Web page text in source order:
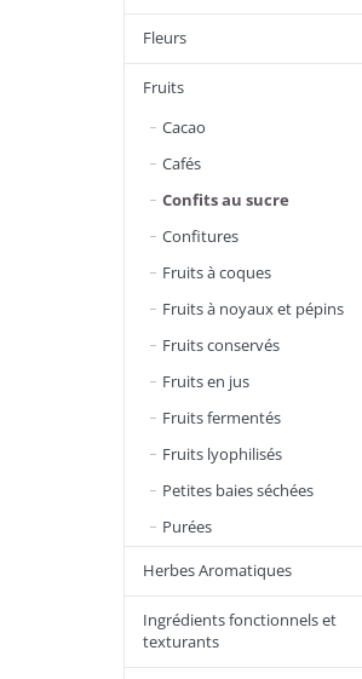
Fleurs
Fruits
Cacao
Cafés
Confits au sucre
Confitures
Fruits à coques
Fruits à noyaux et pépins
Fruits conservés
Fruits en jus
Fruits fermentés
Fruits lyophilisés
Petites baies séchées
Purées
Herbes Aromatiques
Ingrédients fonctionnels et
texturants